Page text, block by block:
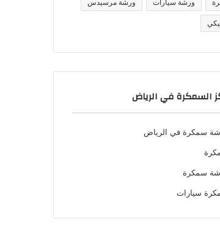
ورشة سيارات ورشة مرسيدس
السمكرة في الرياض
سمكرة في الرياض
سمكرة
سيارات